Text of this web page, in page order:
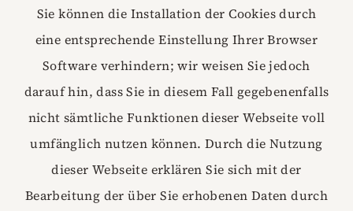
Sie können die Installation der Cookies durch
eine entsprechende Einstellung Ihrer Browser
Software verhindern; wir weisen Sie jedoch
darauf hin, dass Sie in diesem Fall gegebenenfalls
nicht sämtliche Funktionen dieser Webseite voll
umfänglich nutzen können. Durch die Nutzung
dieser Webseite erklären Sie sich mit der
Bearbeitung der über Sie erhobenen Daten durch